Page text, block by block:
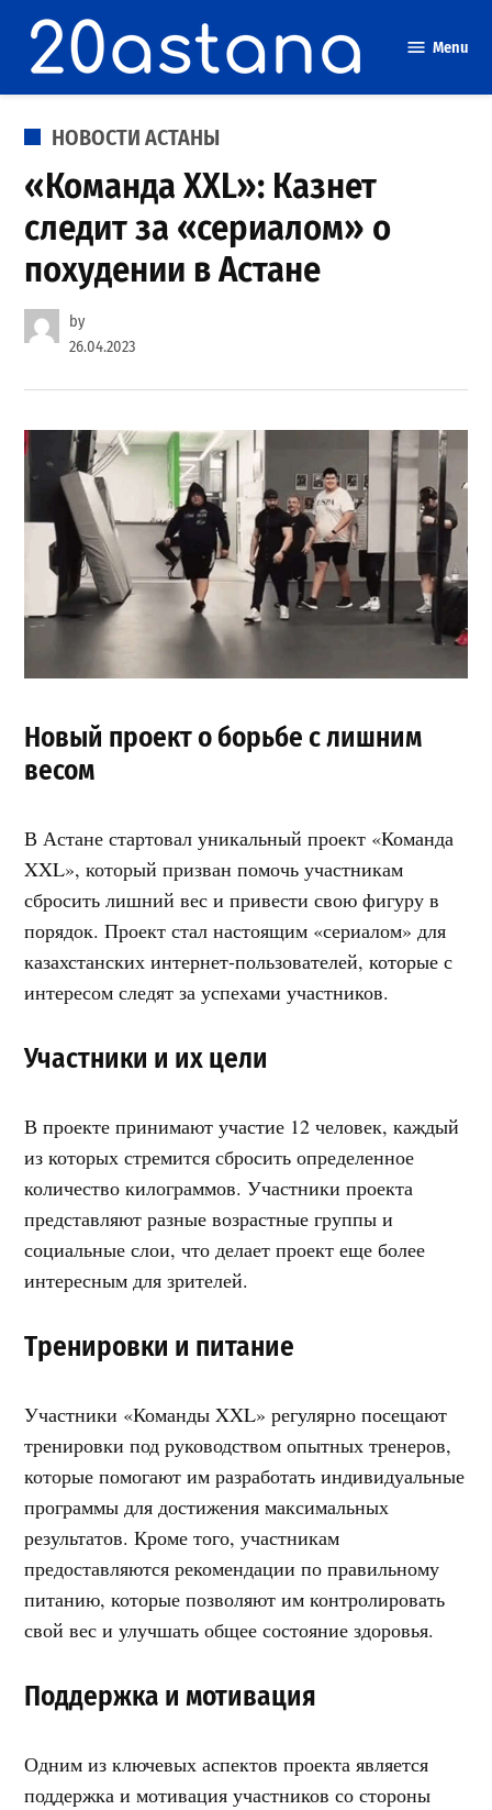
content
Menu
POSTED
НОВОСТИ АСТАНЫ
«Команда XXL»: Казнет
следит за «сериалом» о
похудении в Астане
by
26.04.2023
Новый проект о борьбе с лишним
весом
В Астане стартовал уникальный проект «Команда
XXL», который призван помочь участникам
сбросить лишний вес и привести свою фигуру в
порядок. Проект стал настоящим «сериалом» для
казахстанских интернет-пользователей, которые с
интересом следят за успехами участников.
Участники и их цели
В проекте принимают участие 12 человек, каждый
из которых стремится сбросить определенное
количество килограммов. Участники проекта
представляют разные возрастные группы и
социальные слои, что делает проект еще более
интересным для зрителей.
Тренировки и питание
Участники «Команды XXL» регулярно посещают
тренировки под руководством опытных тренеров,
которые помогают им разработать индивидуальные
программы для достижения максимальных
результатов. Кроме того, участникам
предоставляются рекомендации по правильному
питанию, которые позволяют им контролировать
свой вес и улучшать общее состояние здоровья.
Поддержка и мотивация
Одним из ключевых аспектов проекта является
поддержка и мотивация участников со стороны